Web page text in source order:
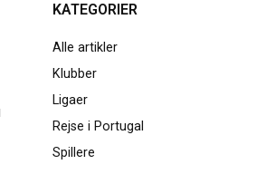
KATEGORIER
Alle artikler
Klubber
Ligaer
Rejse i Portugal
Spillere